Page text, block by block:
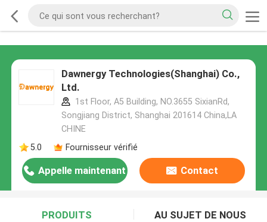
Dawnergy Technologies(Shanghai) Co.,
Ltd.
1st Floor, A5 Building, NO.3655 SixianRd,
Songjiang District, Shanghai 201614 China,LA
CHINE
5.0
Fournisseur vérifié
Appelle maintenant Contact
PRODUITS AU SUJET DE NOUS